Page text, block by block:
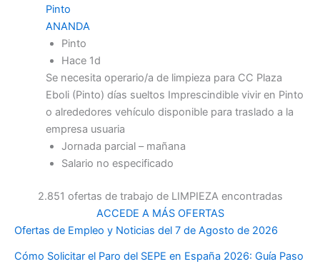
Pinto
ANANDA
Pinto
Hace 1d
Se necesita operario/a de limpieza para CC Plaza
Eboli (Pinto) días sueltos Imprescindible vivir en Pinto
o alrededores vehículo disponible para traslado a la
empresa usuaria
Jornada parcial – mañana
Salario no especificado
2.851 ofertas de trabajo de LIMPIEZA encontradas
ACCEDE A MÁS OFERTAS
Ofertas de Empleo y Noticias del 7 de Agosto de 2026
Cómo Solicitar el Paro del SEPE en España 2026: Guía Paso